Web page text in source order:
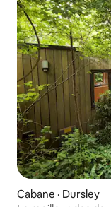
Cabane · Dursley